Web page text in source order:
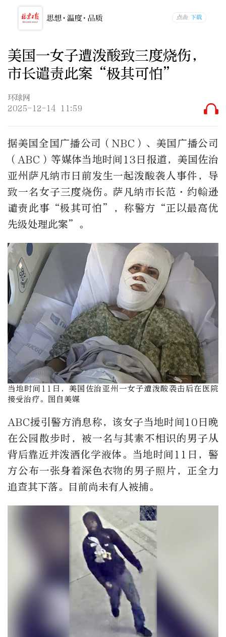
美国一女子遭泼酸致三度烧伤，
市长谴责此案“极其可怕”
环球网
2025-12-14 11:59
据美国全国广播公司（NBC）、美国广播公司
（ABC）等媒体当地时间13日报道，美国佐治
亚州萨凡纳市日前发生一起泼酸袭人事件，导
致一名女子三度烧伤。萨凡纳市长范·约翰逊
谴责此事“极其可怕”，称警方“正以最高优
先级处理此案”。
当地时间11日，美国佐治亚州一女子遭泼酸袭击后在医院
接受治疗。图自美媒
ABC援引警方消息称，该女子当地时间10日晚
在公园散步时，被一名与其素不相识的男子从
背后靠近并泼洒化学液体。当地时间11日，警
方公布一张身着深色衣物的男子照片，正全力
追查其下落。目前尚未有人被捕。